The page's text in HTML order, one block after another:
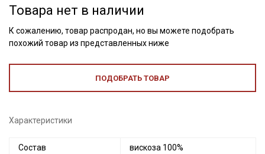
Товара нет в наличии
К сожалению, товар распродан, но вы можете подобрать
похожий товар из представленных ниже
ПОДОБРАТЬ ТОВАР
Характеристики
Состав вискоза 100%